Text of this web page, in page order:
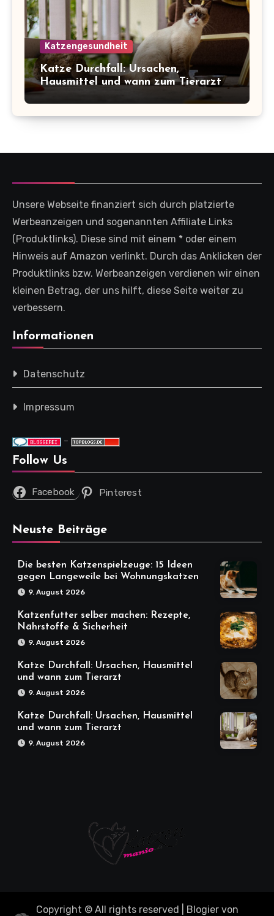
Katzengesundheit
Katze Durchfall: Ursachen,
Hausmittel und wann zum Tierarzt
Unsere Webseite finanziert sich durch platzierte
Werbeanzeigen und sogenannten Affiliate Links
(Produktlinks). Diese sind mit einem * oder einem
Hinweis auf Amazon verlinkt. Durch das Anklicken der
Produktlinks bzw. Werbeanzeigen verdienen wir einen
kleinen Betrag, der uns hilft, diese Seite weiter zu
verbessern.
Informationen
Datenschutz
Impressum
-
Follow Us
Facebook Pinterest
Neuste Beiträge
Die besten Katzenspielzeuge: 15 Ideen
gegen Langeweile bei Wohnungskatzen
9. August 2026
Katzenfutter selber machen: Rezepte,
Nährstoffe & Sicherheit
9. August 2026
Katze Durchfall: Ursachen, Hausmittel
und wann zum Tierarzt
9. August 2026
Katze Durchfall: Ursachen, Hausmittel
und wann zum Tierarzt
9. August 2026
Copyright © All rights reserved Blogiervon